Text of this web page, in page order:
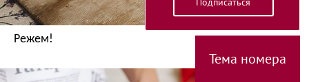
Режем!
Тема номера